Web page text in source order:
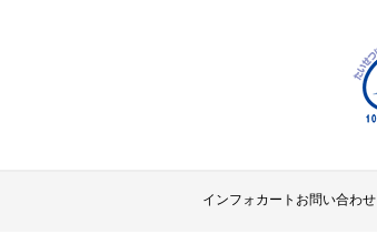
インフォカートお問い合わせ